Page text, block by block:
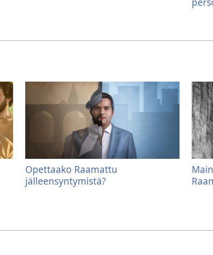
Opettaako Raamattu
jälleensyntymistä?